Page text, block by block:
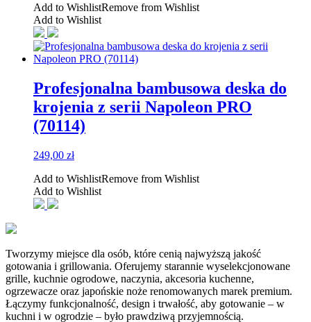
Add to WishlistRemove from Wishlist
Add to Wishlist
Profesjonalna bambusowa deska do
krojenia z serii Napoleon PRO
(70114)
249,00 zł
Add to WishlistRemove from Wishlist
Add to Wishlist
Tworzymy miejsce dla osób, które cenią najwyższą jakość
gotowania i grillowania. Oferujemy starannie wyselekcjonowane
grille, kuchnie ogrodowe, naczynia, akcesoria kuchenne,
ogrzewacze oraz japońskie noże renomowanych marek premium.
Łączymy funkcjonalność, design i trwałość, aby gotowanie – w
kuchni i w ogrodzie – było prawdziwą przyjemnością.